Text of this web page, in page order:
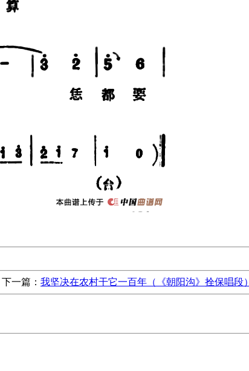
下一篇： 我坚决在农村干它一百年（《朝阳沟》拴保唱段）